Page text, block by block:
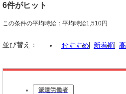
6件がヒット
この条件の平均時給：平均時給1,510円
並び替え： おすすめ 新着順
派遣労働者